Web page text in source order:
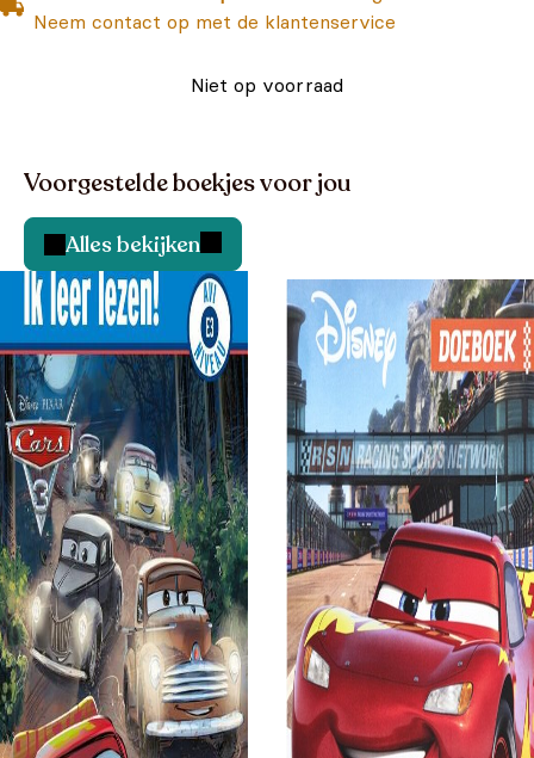
Neem contact op met de klantenservice
Niet op voorraad
Voorgestelde boekjes voor jou
Alles bekijken